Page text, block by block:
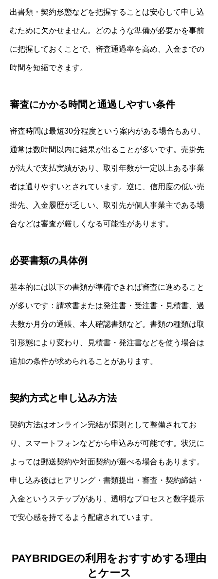
出書類・契約形態などを把握することは安心して申し込
むために欠かせません。どのような準備が必要かを事前
に把握しておくことで、審査通過率を高め、入金までの
時間を短縮できます。
審査にかかる時間と通過しやすい条件
審査時間は最短30分程度という案内がある場合もあり、
通常は数時間以内に結果が出ることが多いです。売掛先
が法人で支払実績があり、取引年数が一定以上ある事業
者は通りやすいとされています。逆に、信用度の低い売
掛先、入金履歴が乏しい、取引先が個人事業主である場
合などは審査が厳しくなる可能性があります。
必要書類の具体例
基本的には以下の書類が準備できれば審査に進めること
が多いです：請求書または発注書・受注書・見積書、過
去数か月分の通帳、本人確認書類など。書類の種類は取
引形態により変わり、見積書・発注書などを使う場合は
追加の条件が求められることがあります。
契約方式と申し込み方法
契約方法はオンライン完結が原則として整備されてお
り、スマートフォンなどから申込みが可能です。状況に
よっては郵送契約や対面契約が選べる場合もあります。
申し込み後はヒアリング・書類提出・審査・契約締結・
入金というステップがあり、透明なプロセスと数字提示
で安心感を持てるよう配慮されています。
PAYBRIDGEの利用をおすすめする理由
とケース